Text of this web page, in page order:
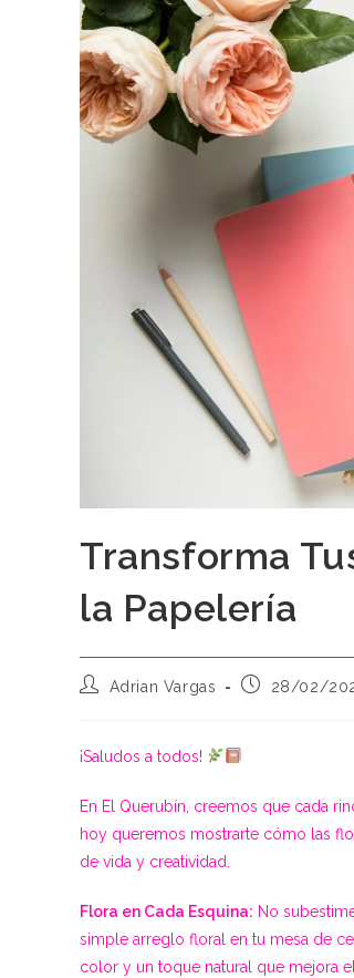
Transforma
la Papelería
Autor
entrada:
Adrian Vargas
Publicación
entrada:
28/02/
¡Saludos a todos!
En El Querubín, creemos que cada
hoy queremos mostrarte cómo las
de vida y creatividad.
Flora en Cada Esquina: No
simple arreglo floral en tu mesa de
color y un toque natural que mejora